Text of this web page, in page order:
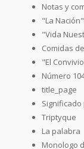
Notas y
"La Nación"
"Vida
Comidas
"El
Número
title_page
Triptyque
La palabra
Monologo